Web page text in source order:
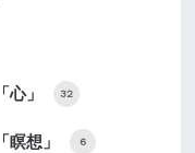
」 32
想」 6